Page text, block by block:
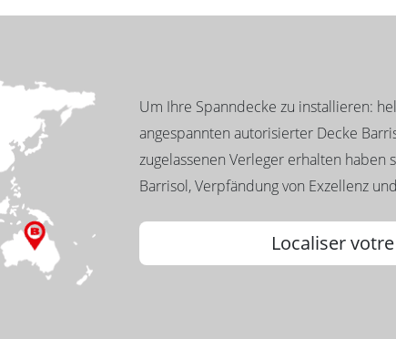
Um Ihre Spanndecke zu installieren:
angespannten autorisierter Decke
zugelassenen Verleger erhalten
Barrisol, Verpfändung von Exzellenz
Localiser